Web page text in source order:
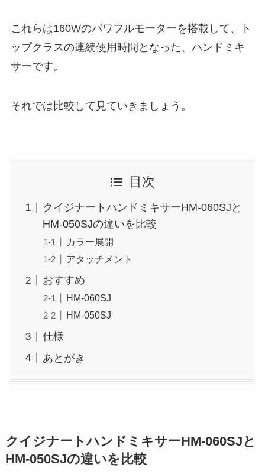
これらは160Wのパワフルモーターを搭載して、ト
ップクラスの連続使用時間となった、ハンドミキ
サーです。
それでは比較して見ていきましょう。
目次
クイジナートハンドミキサーHM-060SJと
HM-050SJの違いを比較
カラー展開
アタッチメント
おすすめ
HM-060SJ
HM-050SJ
仕様
あとがき
クイジナートハンドミキサーHM-060SJと
HM-050SJの違いを比較